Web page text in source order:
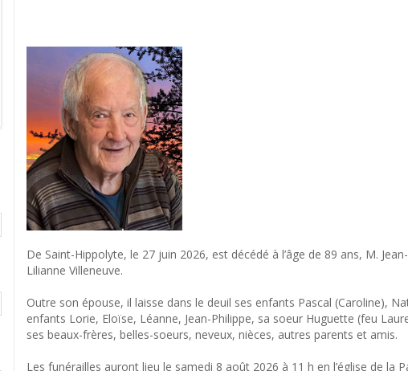
De Saint-Hippolyte, le 27 juin 2026, est décédé à l’âge de 89 ans, M.
Lilianne Villeneuve.
Outre son épouse, il laisse dans le deuil ses enfants Pascal (Caroline),
enfants Lorie, Eloïse, Léanne, Jean-Philippe, sa soeur Huguette (feu
ses beaux-frères, belles-soeurs, neveux, nièces, autres parents et amis.
Les funérailles auront lieu le samedi 8 août 2026 à 11 h en l’église de la